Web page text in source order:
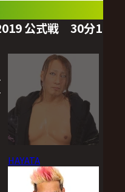
公式戦 30分1
HAYATA